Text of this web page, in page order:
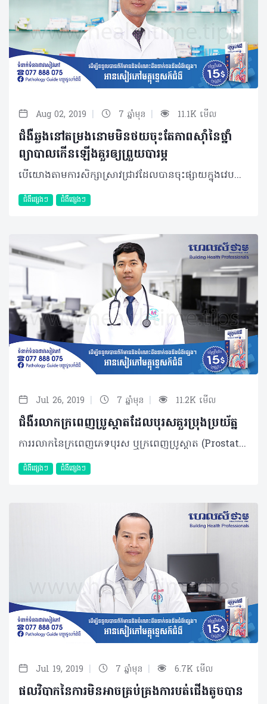
Aug 02, 2019 | 7 ឆ្នាំមុន | 11.1K មើល
ជំងឺឆ្លងនៅតម្រងនោមមិនថយចុះតែភាពស៊ាំនៃថ្នាំ
ព្យាបាលកើនឡើងគួរឲ្យព្រួយបារម្ភ
បើយោងតាមការសិក្សាស្រាវជ្រាវដែលបានចុះផ្សាយក្នុងវេបសាយវិទ្យាស្ថានសុខភាពជាតិអាមេរិក (PubMed) បានបង្ហាញថា ជំងឺឆ្លងនៅប្រព័ន្ធតម្រងនោម (UTIs) នៅតែជាបញ្ហាសុខភាពសារធាណៈដ៏គួរឲ្យព្រួយបារម្ភដោយអត្រានៃការឆ្លងជំងឺនេះប្រចាំឆ្នាំមានប្រមាណជា ១៥០លាននាក់ដែលភាគច្រើននៃការបង្ករោគបណ្តាលមកពីបាក់តេរីកាចសាហាវមួយចំនួនដូចជា Escherichia coli (80%), Klebsiella pneumoniae, Proteus mirabilis, Enterococcus faecalis និងStaphylococcus saprophyticus។ ដូចដែរមិត្តអ្នកអានបានជ្រាបខ្លះៗហើយថា ប្រព័ន្ធតម្រងនោមជាបណ្តុំសរីរាង្គផ្នែកខាងក្រោមនៃរាងកាយដែលមានតួនាទីយ៉ាងសំខាន់ក្នុងការបញ្ចេញជាតិពុល ត្រួតពិនិត្យសម្ពាធឈាមធ្វើឲ្យមានតុល្យភាពអេឡិចត្រូលីត្រ និងជាកត្តារួមចំណែកដ៏សំខាន់ក្នុងការផលិតគ្រាប់ឈាមក្រហមផងដែរ។ ប្រព័ន្ធតម្រងនោមរួមបញ្ចូលនូវសរីរាង្គតម្រងនោម ឬក្រលៀនចំនួន២ បង្ហួរនោមខាងលើ២ ប្លោកនោម១ និងបង្ហួរនោមខាងក្រោម១ សម្រាប់មនុស្សស្រី ដោយឡែកសម្រាប់មនុស្សប្រុស ប្រូស្តាតជាសរីរាង្គសម្គាល់១ បន្ថែមទៀតដែលស្ថិតនៅក្រោមប្លោកនោម។ និយមន័យ ការបង្ករោគលើប្រព័ន្ធតម្រងនោមគឺសំដៅលើការឈ្លានពានរបស់បាក់តេរីចំពោះសរីរាង្គណាមួយនៃប្រព័ន្ធតម្រងនោម ដែលជាទូទៅវាអាចបណ្តាលឲ្យមានការរលាក និងការបង្ករោគចំពោះសរីរាង្គទាំងនោះ។ ការបង្ករោគលើប្រព័ន្ធតម្រងនោមត្រូវបានបែងចែកជា ២ប្រភេទគឺ៖ • Infection Urinaire Haute ឬ Pyélonephrite/Pyelonephritis៖ ជាការបង្ករោគនៅប្រព័ន្ធតម្រងនោមផ្នែកខាងលើដែលមានដូចជាតម្រងនោម ឬក្រលៀន និងបង្ហួរនោមផ្នែកខាងលើ។ ក្នុងនោះដែរ វាត្រូវបានបែងចែកជា ២ប្រភេទបន្ថែមទៀតគឺ Pyélonephrite obstructive ដែលបង្កឲ្យមានការស្ទះទឹកនោម (ជួនកាលអាចបណ្តាលមកពីក្រួស ឬដុំមហារីក) និង Pyélonephrite non obstructive ដែលមូលហេតុចម្បងគឺបណ្តាលមកពីការបង្ករោគតាមឈាម (Hématogène) ជាពិសេសក្នុងករណីអ្នកជំងឺដែលមានប្រព័ន្ធការពាររាងកាយខ្សោយដូចជាអ្នកជំងឺទឹកនោមផ្អែម អ្នកប្រើថ្នាំបន្ថយប្រព័ន្ធការពាររាងកាយ (Corticoide, Immunodépresseur) ស្រ្ដីមានផ្ទៃពោះ អ្នកជំងឺខ្សោយតម្រងនោម... ជាកត្តាធ្វើឲ្យមេរោគមានឱកាសឈ្លានពានបាន។ Infection Urinaire Haute តែងបណ្តាលឲ្យមានគ្រោះថ្នាក់ធ្ងន់ធ្ងរដល់អាយុជីវិត។ • Infection Urinaire Basse៖ ជាការបង្ករោគនៅតម្រងនោមផ្នែកខាងក្រោម ដែលរាប់ចាប់ពីប្លោកនោម ប្រូស្តាត (សម្រាប់បុរស) និងបង្ហួរនោមខាងក្រោម។ ជាទូទៅ វាមិនបង្កជាគ្រោះថ្នាក់ធ្ងន់ធ្ងរដល់អាយុជីវិតភ្លាមៗដូច InfectionUrinaire Haute ឡើយ។ គួរបញ្ជាក់ផងដែរថា រហូតមកដល់ពេលនេះ អត្រានៃការបង្ករោគលើប្រព័ន្ធតម្រងនោមនៅតែមានចំនួនច្រើនគួរឲ្យកត់សម្គាល់ដដែល ហើយអ្វីដែលជាកង្វល់បន្ថែមទៀតនោះគឺភាពស៊ាំនៃមេរោគបង្កទៅនឹងថ្នាំអង់ទីប៊ីយ៉ូទិក ឬថ្នាំផ្សះកាន់តែមានចំនួនច្រើនឡើងៗ។ មូលហេតុ និងបុគ្គលប្រឈម បាក់តេរីជាមូលហេតុចម្បងដែលតែងបង្កឲ្យមានការរលាកតម្រងនោម និងបង្ករោគនៅសរីរាង្គទាំងឡាយនៃប្រព័ន្ធតម្រងនោម។ ក្នុងនោះដែរគេសង្កេតឃើញថា បុគ្គលដែលងាយប្រឈមនឹងជំងឺនេះមានដូចជា៖ • បុគ្គលដែលមានការរួមភេទញឹកញាប់ • វ័យចាស់ដែលអាចចាប់ពីអាយុ ៦០ឆ្នាំឡើង • អ្នកជំងឺទឹកនោមផ្អែម អ្នកជំងឺដែលមានប្រព័ន្ធការពាររាងកាយទ្រុឌទ្រោមដែលអាចជាអ្នកជំងឺHIV ឬអ្នកកំពុងប្រើប្រាស់ថ្នាំបន្ថយប្រព័ន្ធការពាររាងកាយ • អ្នកជំងឺខ្សោយតម្រងនោម • ស្រ្ដីមានផ្ទៃពោះ • បុគ្គលដែលមានបញ្ហាស្ទះទឹកនោម ដែលអាចបណ្តាលមកពីក្រួសក្នុងតម្រងនោម ដុំមហារីក ឬការរីកនៃក្រពេញប្រូស្តាតជាដើម។ គួរកត់សម្គាល់ដែរថា ស្ត្រីមានឱកាសប្រឈមនឹងការកើតជំងឺឆ្លងនៅប្រព័ន្ធតម្រងនោមជាងបុរស ដោយហេតុថា ជាលក្ខណៈធម្មជាតិស្ត្រីមានប្រវែងបង្ហួរនោមផ្នែកខាងក្រោមខ្លីជាងបុរស ដែលលក្ខខណ្ឌបែបនេះពិតជាអាចបង្កភាពងាយស្រួលដល់ការជ្រៀតចូលរបស់មេរោគ។ រោគសញ្ញា អ្នកអាចកត់សម្គាល់នូវសញ្ញាងាយៗខាងក្រោមដើម្បីជាគន្លឹះដែលអាចសង្ស័យថា ជាការបង្ករោគនៅប្រព័ន្ធតម្រងនោម ដែលសញ្ញាទាំងនោះមានដូចជា៖ • ចំនួនដងនៃការបត់ជើងតូចខុសប្រក្រតី (អាចញឹកញាប់ជាងមុន ឬមិនបត់ជើងសោះ) • ក្រហាយ ពិបាកបត់ជើងតូច ឬអាចឈឺបត់ជើងភ្លាម ទឹកនោមបញ្ចេញមកភ្លាមៗ • ទឹកនោមមានក្លិនអាក្រក់ សភាពល្អក់ ខ្ទុះ ឬមានឈាមមកលាយឡំជាមួយ។ ករណីមានឈាមបែបនេះគឺជាសញ្ញាដ៏គួរឲ្យព្រួយបារម្ភដែលអាចទាក់ទងនឹងការរលាកធ្ងន់ធ្ងរ ក្រួសតម្រងនោម ឬមហារីកជាដើម • បន្ថែមពីនេះ អ្នកជំងឺអាចស្តែងចេញជាអាការៈក្តៅខ្លួន ស្រៀវស្រាញ ដែលជាសញ្ញាសម្គាល់នៃការបង្ករោគនៅប្រព័ន្ធតម្រងនោមផ្នែកខាងលើ (Infection Urinaire Haute)។ យន្តការនៃការបង្ករោគ ករណីដែលតែងកើតមានឡើងជាញឹកញាប់ចំពោះការបង្ករោគនៅតម្រងនោមនោះគឺការជ្រៀតចូលរបស់បាក់តេរីទៅក្នុងរាងកាយតាមរយៈបង្ហួរនោមផ្នែកខាងក្រោម។ បន្ទាប់មកបាក់តេរីចាប់ផ្តើមធ្វើការបែងចែកខ្លួនដើម្បីបង្កើនចំនួន ព្រមទាំងធ្វើដំណើរទៅកាន់តម្រងនោម ក្រលៀនដែលជាទីកន្លែងរស់នៅ និងបង្ករោគដ៏ល្អបំផុត។ រាល់ពេលមានបាក់តេរីចូលក្នុងរាងកាយខ្លួនរបស់យើងតែងធ្វើសកម្មភាពប្រឆាំងតបតដែលមានស្តែងជាអាការៈ និងសញ្ញាផ្សេងៗ។ ម៉្យាងក្រៅពីការចម្លងរោគតាមផ្លូវខាងក្រោមបាក់តេរីដែលស្ថិតនៅទីតាំងផ្សេងទៀតនៃរាងកាយក៏អាចបន្លាស់ទីតាមចរន្តឈាម ហើយមានសមត្ថភាពឈ្លានពាន និងបង្ករោគនៅតម្រងនោមបានដែរ។ ប៉ុន្តែករណីបែបនេះជាករណីដែលកម្រនឹងអាចកើតមានឡើងណាស់។ ការធ្វើរោគវិនិច្ឆ័យ ដើម្បីបញ្ជាក់ច្បាស់អំពីមូលហេតុពិតប្រាកដដែលបណ្តាលឲ្យមានការបង្ករោគនៅតម្រងនោម ក្រុមគ្រូពេទ្យឯកទេសនឹងធ្វើការ៖ • ប្រមូលទឹកនោម និងវិភាគទឹកនោមរបស់អ្នកជំងឺតាមរយៈតេស្តម៉្យាងដែលមានឈ្មោះថា ECBU (Examine Cytobacteriologique des Urines)៖ ជាប្រភេទតេស្តដែលអាចពិនិត្យបានទាំងលក្ខណៈខាងក្រៅនៃទឹកនោមដោយផ្ទាល់ព្រមទាំងការបណ្តុះមេរោគជាមួយការធ្វើតេស្តថ្នាំផ្សះដែលអាចសម្លាប់មេរោគបានទៀតផង។ វិធីសាស្រ្តវិភាគទឹកនោមគឺជាវិធីសាស្ត្រដ៏ចាំបាច់ និងមិនអាចខានបាន ក្នុងការកំណត់រកអត្តសញ្ញាណពិតប្រាកដនៃមេរោគបង្កព្រមទាំងជាជំនួយក្នុងការព្យាបាលផងដែរ។ ក្រៅពីនេះ ក្រុមគ្រូពេទ្យក៏អាចពិនិត្យបន្ថែមតាមរយៈការធ្វើអេកូសាស្ត្រ ថតវិទ្យុសាស្ត្រ (ASP) ឬ Scanner ក្នុងករណីការធ្វើអេកូសាស្ត្រ និងថតវិទ្យុសាស្ត្រ(ASP) រករោគវិនិច្ឆ័យមិនឃើញ។ វិធីសាស្រ្តព្យាបាល ជាទូទៅ ការព្យាបាលត្រូវបានចែកចេញជា ២៖ ១ ការរលាកតម្រងនោមផ្នែកខាងក្រោម៖ • ពិនិត្យទឹកនោម(ECBU) មុនឲ្យប្រើថ្នាំផ្សះ។ • ការជ្រើសរើសថ្នាំផ្សះ ដែលមានសមត្ថភាពប្រឆាំងនឹងបាក់តេរីបានច្រើនប្រភេទ (Antibiotique Larges Spectres) បន្ទាប់ពីយកទឹកនោមរួច។លទ្ធផល ECBU អាចបាននៅថ្ងៃទី ៣ ទៅ៥។ ក្រោយចេញលទ្ធផលបណ្តុះមេរោគ និងតេស្តភាពស៊ាំនៃថ្នាំផ្សះ អ្នកជំងឺប្រហែលជាអាចតម្រូវឲ្យមានការផ្លាស់ប្តូរប្រភេទថ្នាំផ្សះ ឬរក្សានូវការប្រើប្រភេទថ្នាំដដែល ទៅតាមលទ្ធផលបណ្តុះមេរោគ (Antibiogramme) បូករួមជាមួយការណែនាំអំពីការប្រើប្រាស់ថ្នាំផ្សះឲ្យបានត្រឹមត្រូវ និងគ្រប់ចំនួន។ • រុករក និងព្យាបាលមូលហេតុ៖ ប្រូស្តាតរីកប៉ោងក្រួសស្ទះបង្ហួរខាងក្រោមត្បៀតបង្ហួរខាងក្រោមមានដុំសាច់បង្ហួរខាងក្រោម….។ ២ ការរលាកតម្រងនោមផ្នែកខាងលើ (អ្នកជំងឺត្រូវសម្រាកពេទ្យ) • Pyélonephrite aigue obstructive៖ បង្ហូរទឹកនោមដែលស្ទះជាបន្ទាន់ Drainage en urgence (Sonde JJ ឬ Néphrostomie) បញ្ចៀសការប្រមូលផ្តុំនៃមេរោគ (Choc septique) ពិនិត្យទឹកនោម(ECBU) មុនឲ្យប្រើថ្នាំផ្សះ (Antibiotique larges Spectres) បន្ទាប់មកទៀតរុករកនិងព្យាបាលមូលហេតុ ក្រួសស្ទះបង្ហួរខាងលើ មហារីកសរីរាង្គនៅក្បែរដូចជាមហារីកមាត់ស្បូន ពោះវៀនធំ… ដែលសង្កត់លើបង្ហួរនោម • Pyélonephrite aigue non obstructive៖ ពិនិត្យទឹកនោម(ECBU) បណ្តុះមេរោគក្នុងឈាម (Culture du sang) មុនឲ្យប្រើថ្នាំផ្សះ(Antibiotique Larges Spectres) រុករក និងព្យាបាល មូលហេតុអ្នកជំងឺទឹកនោមផ្អែម អ្នកជំងឺដែលមានប្រព័ន្ធការពាររាងកាយទ្រុឌទ្រោម ដែលអាចជាអ្នកជំងឺ HIV ឬអ្នកកំពុងប្រើប្រាស់ថ្នាំបន្ថយប្រព័ន្ធការពាររាងកាយ។ ផលវិបាក ប្រសិនបើអ្នកជំងឺមិនបានទទួលការព្យាបាលត្រឹមត្រូវទេនោះ អ្នកជំងឺអាចប្រឈមនឹងគ្រោះថ្នាក់ចំពោះសុខភាពដ៏គួរឲ្យព្រួយបារម្ភ៖ • ជាក់ស្តែង អ្នកជំងឺអាចនឹងបាត់បង់អាយុជីវិតដោយសារការឆ្លងមេរោគចូលក្នុងចរន្តឈាម (Septicémie) ដែលបង្កឲ្យមាន Choc Septique (ធ្លាក់សម្ពាធឈាមធ្ងន់ធ្ងរ) ក្នុងករណី Pyélonéphrite។ • ក្រៅពីនេះ មេរោគអាចនឹងមានភាពស៊ាំថ្នាំ (Résistances des antibiotiques) ចំពោះការមិនបានយកចិត្តទុកដាក់ទៅលើការព្យាបាលឲ្យបានត្រឹមត្រូវ។ ម៉្យាង កត្តានេះ ក៏អាចបណ្តាលឲ្យការព្យាបាលបន្ទាប់ជួបឧបសគ្គ ដោយហេតុថាការវិភាគ និងបណ្តុះមេរោគមិនអាចប្រព្រឹត្តទៅបាន (មេរោគបណ្តុះមិនដុះ)។ • ទាក់ទងនឹងការបង្ករោគនៅផ្នែកតម្រងនោមខាងក្រោម អ្នកជំងឺនឹងទទួលរងនូវការឈឺចាប់ ផលរំខានចំពោះសកម្មភាពប្រចាំថ្ងៃ ព្រមទាំងអាចវិវឌ្ឍជាការហូរឈាម (Cystite hémorragique) ជាពិសេសបន្តការឆ្លងរាលដាលទៅផ្នែកខាងលើដែលហៅថា Pyélonephrite។ វិធីសាស្រ្តការពារ តាមពិត ទម្លាប់ងាយៗប្រចាំថ្ងៃបានចូលរួមចំណែកកាត់បន្ថយអត្រានៃការឆ្លងរោគនៅប្រព័ន្ធតម្រងនោមយ៉ាងច្រើន។ សកម្មភាពទាំងនោះមានដូចជា៖ • ទម្លាប់ពិសាទឹកឲ្យបានច្រើន(៣លីត្រ ក្នុង២៤ម៉ោង) • ហាមទប់នោម ក្នុងរយៈពេលយូរ • រាល់ពេលបន្ទោបង់រួច ត្រូវលាងសម្អាតពីមុខទៅក្រោយ ដោយហេតុថា ទ្វារធំសម្បូរទៅដោយបាក់តេរីគ្រោះថ្នាក់ចំពោះតម្រងនោម • ត្រូវទៅបត់ជើងតូច រាល់ក្រោយពេលរួមភេទ (ទាំងប្រុស ទាំងស្រី) • រក្សាអនាម័យប្រដាប់ភេទឲ្យបានត្រឹមត្រូវ • ថែរក្សាសុខភាពឲ្យបានល្អ និងរឹងមាំ ចំពោះអ្នកមានប្រព័ន្ធការពាររាងកាយខ្សោយ (HIV, Immunosuppresseur) អ្នកជំងឺទឹកនោមផ្អែម...។ រាល់ពេលមានសញ្ញាណណាមួយទាក់ទងភាពមិនប្រក្រតីនៃសុខភាពតម្រងនោមដូចដែលបានរៀបរាប់ខាងលើសូមប្រញាប់អញ្ជើញទៅពិគ្រោះជាមួយក្រុមគ្រូពេទ្យជំនាញដោយចៀសវាងការប្រើប្រាស់ថ្នាំផ្សះដោយខ្លួនឯងមិនត្រឹមត្រូវ និងមិនគ្រប់កម្រិតដែលផ្តល់ជាផលលំបាកធ្ងន់ធ្ងរទៅនឹងការស៊ាំថ្នាំផ្សះ នាំឲ្យមានការចំណាយថវិកា ពេលវេលាកាន់តែច្រើន ហើយអាចបណ្តាលឲ្យបាត់បង់ជីវិតទៀតផង។ បន្ថែមពីនេះ អនាម័យប្រដាប់ភេទ និងការថែរក្សាសុខភាពប្រចាំថ្ងៃនៅតែជាកត្តាសំខាន់ដែលមិនគួរមើលរំលង។ បកស្រាយដោយ៖ វេជ្ជបណ្ឌិត ឈុន សុខា ឯកទេសតម្រងនោម និងជាអនុប្រធានផ្នែកតម្រងនោមនៃមន្ទីរពេទ្យមិត្តភាពខ្មែរ-សូវៀត អត្ថបទ៖ ដកស្រង់ចេញពីទស្សនាវដ្ដី ហេលស៍ថាម ប្រូ លេខ ៨១ 2019 រក្សាសិទ្ធិគ្រប់យ៉ាង​ដោយ Healthtime Corporation ចំពោះគ្រប់អត្ថបទដោយគ្មានផ្នែកណាមួយត្រូវបោះពុម្ពផ្សាយចូលប្រព័ន្ធអុីនធឺណែតឧបករណ៍អេឡិចត្រូនិកអាត់ជាសំឡេងឬថតចំលងគ្រប់រូបភាពដោយគ្មានការអនុញ្ញាតឡើយ
ជំងឺផ្សេងៗ ជំងឺផ្សេងៗ
Jul 26, 2019 | 7 ឆ្នាំមុន | 11.2K មើល
ជំងឺរលាកក្រពេញប្រូស្តាតដែលបុរសគួរប្រុងប្រយ័ត្ន
ការរលាកនៃក្រពេញភេទបុរស ឬក្រពេញប្រូស្តាត (Prostatitis) គឺជាជំងឺស្រួចស្រាវទាមទារនូវការព្យាបាលឲ្យបានទាន់ពេលវេលា។ បច្ចុប្បន្នជំងឺនេះហាក់មានការកើនឡើងច្រើននៅប្រទេសកម្ពុជា និងត្រូវបានរកឃើញជាញឹកញាប់ក្នុងចំណោមយុវវ័យពិសេសអ្នកមានដៃគូរួមភេទតែវាមិនត្រូវបានចាត់ចូលជាជំងឺតពូជឡើយ។ អ្វីជាមូលហេតុនៃការរលាកក្រពេញប្រូស្តាត? ជាទូទៅ ជំងឺរលាកក្រពេញប្រូស្តាតបង្កដោយមេរោគប្រភេទបាក់តេរី ដែលភាគច្រើនគឺ E.coli និងចំនួនតិចតួចផ្សេងទៀតរួមមាន Chlamydia ជាដើម។ បាក់តេរីបង្កទាំងនេះអាចឆ្លងពីមនុស្សម្នាក់ទៅកាន់មនុស្សម្នាក់ទៀតតាមរយៈការរួមភេទដោយមិនបានការពារសម្រាប់អ្នកមានដៃគូរួមភេទច្រើន។ ចំណែកកត្តារួមផ្សំផ្សេងទៀតធ្វើឲ្យងាយកើតជំងឺនេះគឺដោយសារអ្នកជំងឺមានការរលាកពងស្វាស។ តើការរលាកនេះមានសញ្ញាសម្គាល់អ្វីខ្លះ? ក្នុងរយៈពេលពី ១សប្តាហ៍ ទៅ១០ថ្ងៃក្រោយបន្ទាប់ពីការឆ្លងមេរោគ ឬបន្ទាប់ពីរួមភេទដោយមិនបានការពារជាមួយអ្នកមានដៃគូរួមភេទច្រើន នោះអ្នកជំងឺអាចមានសញ្ញាក្តៅខ្លួន រងាញាក់ នោមញឹក-ក្តៅ-ក្រហាយ ទឹកនោមមានក្លិនស្អុយ ពណ៌ល្អក់ ពេលខ្លះ មានហូរខ្ទុះនៅចុងប្រដាប់ភេទ និងខ្លះទៀតមានឈាមនៅក្នុងទឹកកាម (ទឹកមេជីវិត) ដែលអ្នកជំងឺអាចសម្គាល់ឃើញនៅពេលរួមភេទ។ តើត្រូវធ្វើរោគវិនិច្ឆ័យរបៀបណា? បន្ទាប់ពីលេចចេញនូវរោគសញ្ញាមិនប្រក្រតីអ្នកជំងឺត្រូវធ្វើការណាត់ជួបជាមួយគ្រូពេទ្យជាបន្ទាន់។ ករណីនេះដែរអ្នកជំងឺនឹងតម្រូវឲ្យធ្វើការត្រួតពិនិត្យតាម ២របៀបរួមមាន៖ • ការពិនិត្យគ្លីនិក៖ គ្រូពេទ្យនឹងធ្វើការសិក្សាលើរោគសញ្ញារបស់អ្នកជំងឺដូចបានរៀបរាប់ខាងលើ និងពិនិត្យបន្ថែមដោយលូកស្ទាបក្រពេញប្រូស្តាតតាមទ្វារលាមកដើម្បីរកសញ្ញាណនៃការក្តៅ រីក និងឈឺចាប់។ • ការពិនិត្យអមគ្លីនិក៖ គ្រូពេទ្យនឹងយកទឹកនោមរបស់អ្នកជំងឺទៅពិនិត្យ ដើម្បីរកឲ្យឃើញថាមានមេរោគអ្វីខ្លះ បន្ទាប់មកយកទឹកនោមទៅបណ្តុះរកប្រភេទមេរោគបង្កជាក់លាក់ដើម្បីអាចប្រើប្រាស់ថ្នាំផ្សះឲ្យត្រូវនឹងប្រភេទមេរោគនោះ។ ម៉្យាងវិញទៀតអ្នកជំងឺអាចនឹងតម្រូវឲ្យថតអេកូសាស្ត្រករណីអ្នកជំងឺមានការបង្ករោគរហូតអាប់សែ ឬការកកខ្ទុះរួចទៅហើយ។ រលាកក្រពេញប្រូស្តាតត្រូវព្យាបាលដូចម្តេច? នៅពេលអ្នកជំងឺបានធ្វើរោគវិនិច្ឆ័យរកឃើញថាមានការរលាកក្រពេញប្រូស្តាត ឬក្រពេញភេទនេះ គ្រូពេទ្យនឹងធ្វើការព្យាបាលដោយផ្អែកលើស្ថានភាពដោយឡែកៗនៃអ្នកជំងឺនៅពេលជួបពេទ្យ៖ • ករណីគ្មានអាប់សែ៖ អ្នកជំងឺនឹងត្រូវព្យាបាលដោយប្រើថ្នាំចាក់ ៤៨ទៅ៧២ម៉ោង រួចបន្តប្រើថ្នាំផ្សះដោយលេបពី ២ទៅ៣សប្តាហ៍ ដោយមិនតម្រូវឲ្យសម្រាកពេទ្យនោះទេ។ • ករណីមានអាប់សែ៖ អ្នកជំងឺអាចនឹងត្រូវវះកាត់បង្ហូរខ្ទុះចេញ និងលាងសម្អាតឲ្យស្អាត រួមជាមួយការប្រើថ្នាំផ្សះក្នុងរយៈពេល ២ទៅ៣សប្តាហ៍ដោយឲ្យអ្នកជំងឺសម្រាកពេទ្យ។ គួរបញ្ជាក់ថា ការព្យាបាលនេះអាចនឹងតម្រូវឲ្យព្យាបាលទាំងអ្នកជំងឺ និងដៃគូរួមភេទរបស់អ្នកជំងឺផងដែរ ដើម្បីធានានូវការព្យាបាលឲ្យបានជាសះស្បើយ។ ករណីមិនបានព្យាបាលឲ្យទាន់ពេលវេលា អ្នកជំងឺនឹងបង្កជាការមានមេរោគក្នុងឈាមដែលបង្កើនការប្រឈមនឹងការរលាកខ្លាំងពេញខ្លួន និងប៉ះពាល់ដល់អាយុជីវិត។ តើអាចការពារពីការរលាកក្រពេញប្រូស្តាតបានដែរទេ? ជាការពិតណាស់ ដោយសារការរលាកក្រពេញប្រូស្តាតឆ្លងដោយសារការរួមភេទ ដូច្នេះអ្នកក៏អាចការពារខ្លួនបាន ដោយត្រូវការពារពីមូលហេតុនៃការឆ្លង៖ • ការពារបើមានដៃគូរួមភេទច្រើន ឬគួរមានដៃគូរួមភេទតែមួយ • ចៀសវាងការរួមភេទប្រសិនស្ត្រីធ្លាក់ស ឬមានបញ្ហារោគស្ត្រីផ្សេងទៀត។ ប្រសិនអ្នកមាននូវអាការៈមិនស្រួលលើបញ្ហាប្រព័ន្ធទឹកនោម ដូចជានោមញឹក ឈឺ ក្រហាយ មានខ្ទុះ ឬសញ្ញាសង្ស័យណាមួយ អ្នកត្រូវប្រឹក្សា និងពិនិត្យជាមួយគ្រូពេទ្យជំនាញដើម្បីទទួលបានការព្យាបាលមួយត្រឹមត្រូវ ប្រកបដោយប្រសិទ្ធភាព និងជាសះស្បើយ។ ចំពោះគ្រូពេទ្យ ឬអ្នកប្រកបវិជ្ជាជីវសុខាភិបាលគួរធ្វើការព្យាបាលស្របតាមបច្ចេកទេស និងការប្រើថ្នាំឲ្យបានត្រឹមត្រូវ។ បកស្រាយដោយ៖ វេជ្ជបណ្ឌិត ចាន់ ប៊ុនថា ឯកទេសផ្នែកវះកាត់ប្រព័ន្ធទឹកមូត្រ នៃមន្ទីរពេទ្យព្រះកុសុមៈ និងជាប្រធានមន្ទីរសម្រាកព្យាបាលអុិនដ្រា អត្ថបទ៖​ ដកស្រង់ចេញពីទស្សនាវដ្ដី ហេលស៍ថាម ប្រូ លេខ ៨១ ©2019 រក្សាសិទ្ធិគ្រប់យ៉ាង​ដោយ Healthtime Corporation ចំពោះគ្រប់អត្ថបទដោយគ្មានផ្នែកណាមួយត្រូវបោះពុម្ពផ្សាយចូលប្រព័ន្ធអុីនធឺណែតឧបករណ៍អេឡិចត្រូនិកអាត់ជាសំឡេងឬថតចំលងគ្រប់រូបភាពដោយគ្មានការអនុញ្ញាតឡើយ
ជំងឺផ្សេងៗ ជំងឺផ្សេងៗ
Jul 19, 2019 | 7 ឆ្នាំមុន | 6.7K មើល
ផលវិបាកនៃការមិនអាចគ្រប់គ្រងការបត់ជើងតូចបាន